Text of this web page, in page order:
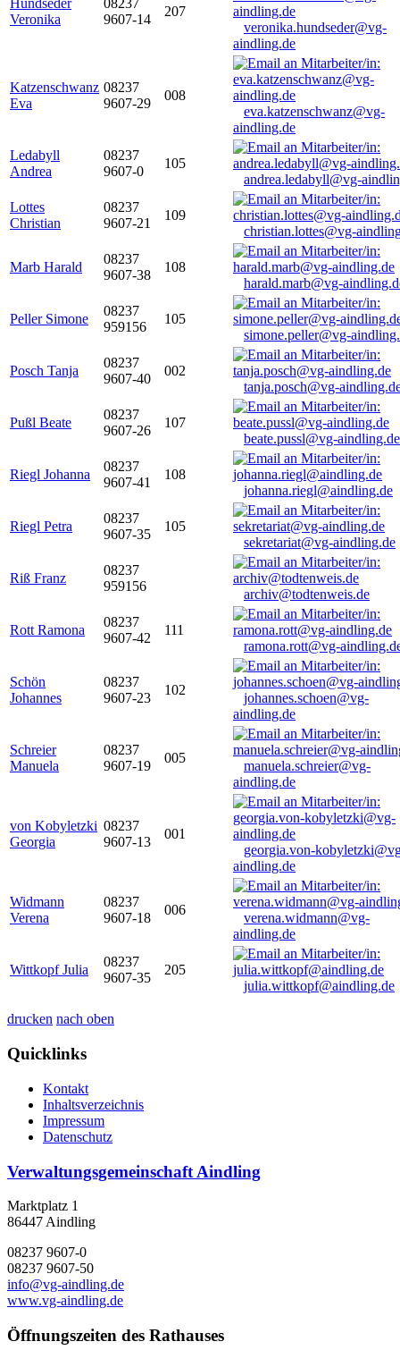
Hundseder
Veronika
08237
9607-14
207
veronika.hundseder@vg-
aindling.de
Katzenschwanz
Eva
08237
9607-29
008
eva.katzenschwanz@vg-
aindling.de
Ledabyll
Andrea
08237
9607-0
105
andrea.ledabyll@vg-
Lottes
Christian
08237
9607-21
109
christian.lottes@vg-
Marb Harald
08237
9607-38
108
harald.marb@vg-
Peller Simone
08237
959156
105
simone.peller@vg-
Posch Tanja
08237
9607-40
002
tanja.posch@vg-
Pußl Beate
08237
9607-26
107
beate.pussl@vg-aindling.de
Riegl Johanna
08237
9607-41
108
johanna.riegl@aindling.de
Riegl Petra
08237
9607-35
105
sekretariat@vg-aindling.de
Riß Franz
08237
959156
archiv@todtenweis.de
Rott Ramona
08237
9607-42
111
ramona.rott@vg-
Schön
Johannes
08237
9607-23
102
johannes.schoen@vg-
aindling.de
Schreier
Manuela
08237
9607-19
005
manuela.schreier@vg-
aindling.de
von Kobyletzki
Georgia
08237
9607-13
001
georgia.von-
aindling.de
Widmann
Verena
08237
9607-18
006
verena.widmann@vg-
aindling.de
Wittkopf Julia
08237
9607-35
205
julia.wittkopf@aindling.de
drucken nach oben
Quicklinks
Kontakt
Inhaltsverzeichnis
Impressum
Datenschutz
Verwaltungsgemeinschaft Aindling
Marktplatz 1
86447 Aindling
08237 9607-0
08237 9607-50
info@vg-aindling.de
www.vg-aindling.de
Öffnungszeiten des Rathauses